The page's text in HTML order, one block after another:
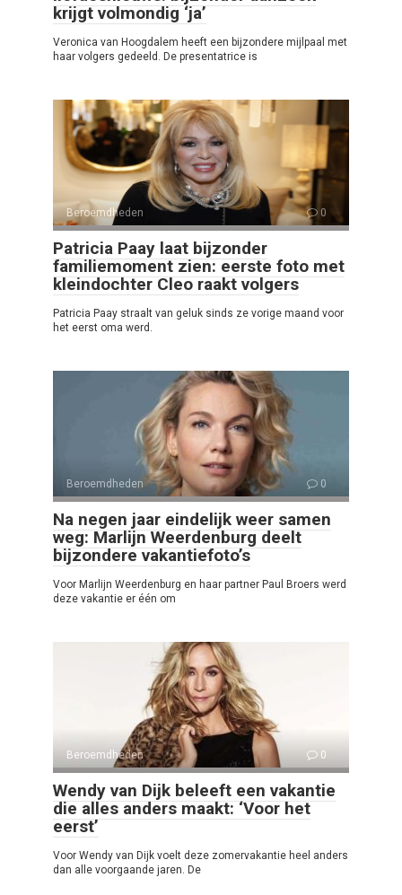
krijgt volmondig ‘ja’
Veronica van Hoogdalem heeft een bijzondere mijlpaal met
haar volgers gedeeld. De presentatrice is
Beroemdheden 0
Patricia Paay laat bijzonder
familiemoment zien: eerste foto met
kleindochter Cleo raakt volgers
Patricia Paay straalt van geluk sinds ze vorige maand voor
het eerst oma werd.
Beroemdheden 0
Na negen jaar eindelijk weer samen
weg: Marlijn Weerdenburg deelt
bijzondere vakantiefoto’s
Voor Marlijn Weerdenburg en haar partner Paul Broers werd
deze vakantie er één om
Beroemdheden 0
Wendy van Dijk beleeft een vakantie
die alles anders maakt: ‘Voor het
eerst’
Voor Wendy van Dijk voelt deze zomervakantie heel anders
dan alle voorgaande jaren. De